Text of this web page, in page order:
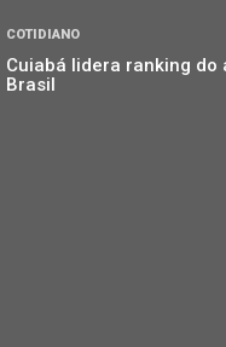
COTIDIANO
Cuiabá lidera ranking
Brasil